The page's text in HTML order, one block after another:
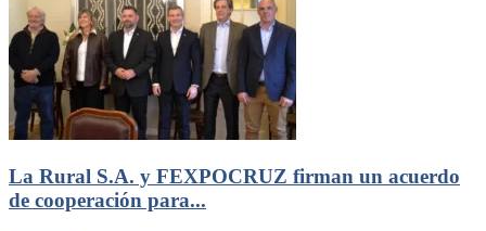
La Rural S.A. y FEXPOCRUZ firman un acuerdo
de cooperación para...